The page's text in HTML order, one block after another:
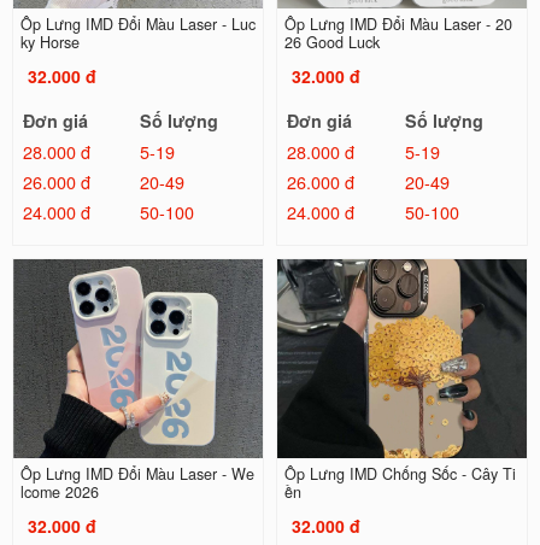
Ốp Lưng IMD Đổi Màu Laser - Luc
ky Horse
32.000 đ
Đơn giá
Số lượng
28.000 đ
5-19
26.000 đ
20-49
24.000 đ
50-100
Ốp Lưng IMD Đổi Màu Laser - 20
26 Good Luck
32.000 đ
Đơn giá
Số lượng
28.000 đ
5-19
26.000 đ
20-49
24.000 đ
50-100
Ốp Lưng IMD Đổi Màu Laser - We
lcome 2026
32.000 đ
Ốp Lưng IMD Chống Sốc - Cây Ti
ền
32.000 đ